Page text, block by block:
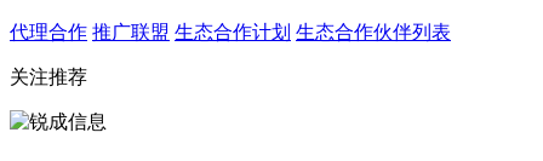
代理合作 推广联盟 生态合作计划 生态合作伙伴列表
关注推荐